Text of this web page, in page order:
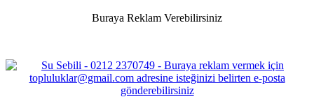
Buraya Reklam Verebilirsiniz